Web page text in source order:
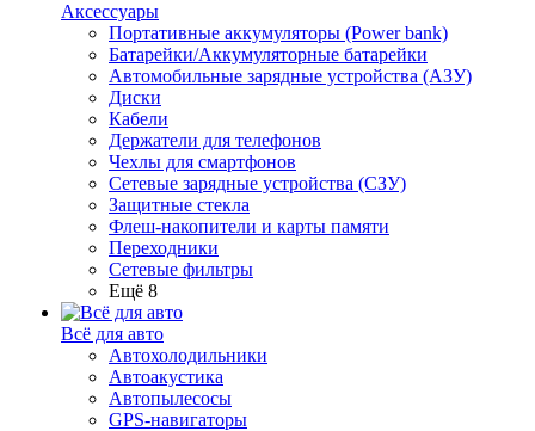
Аксессуары
Портативные аккумуляторы (Power bank)
Батарейки/Аккумуляторные батарейки
Автомобильные зарядные устройства (АЗУ)
Диски
Кабели
Держатели для телефонов
Чехлы для смартфонов
Сетевые зарядные устройства (СЗУ)
Защитные стекла
Флеш-накопители и карты памяти
Переходники
Сетевые фильтры
Ещё 8
Всё для авто
Автохолодильники
Автоакустика
Автопылесосы
GPS-навигаторы